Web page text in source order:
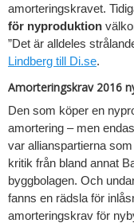
amorteringskravet.
för nyproduktion
”Det är alldeles
Lindberg till Di.se.
Amorteringskrav 2016
Den som köper en
amortering – men
var allianspartierna
kritik från bland annat
byggbolagen. Och
fanns en rädsla för
amorteringskrav för